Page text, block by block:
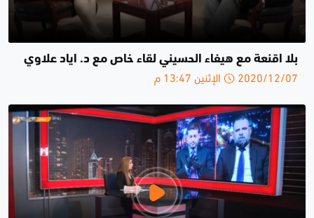
بلا اقنعة مع هيفاء الحسيني لقاء خاص مع د. اياد علاوي
2020/12/07 الإثنين 13:47 م